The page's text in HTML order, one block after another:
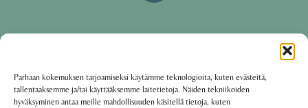
Parhaan kokemuksen tarjoamiseksi käytämme teknologioita, kuten evästeitä,
tallentaaksemme ja/tai käyttääksemme laitetietoja. Näiden tekniikoiden
hyväksyminen antaa meille mahdollisuuden käsitellä tietoja, kuten
Käyttöehdot·Tietosuojakäytäntö